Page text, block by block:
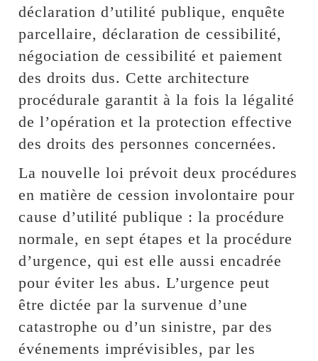
déclaration d’utilité publique, enquête
parcellaire, déclaration de cessibilité,
négociation de cessibilité et paiement
des droits dus. Cette architecture
procédurale garantit à la fois la légalité
de l’opération et la protection effective
des droits des personnes concernées.
La nouvelle loi prévoit deux procédures
en matière de cession involontaire pour
cause d’utilité publique : la procédure
normale, en sept étapes et la procédure
d’urgence, qui est elle aussi encadrée
pour éviter les abus. L’urgence peut
être dictée par la survenue d’une
catastrophe ou d’un sinistre, par des
événements imprévisibles, par les